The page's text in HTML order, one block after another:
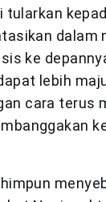
tularkan
dalam
ke
lebih
cara terus